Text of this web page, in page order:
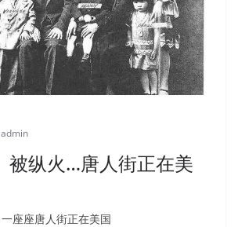
admin
被纵火…唐人街正在美
座座唐人街正在美国